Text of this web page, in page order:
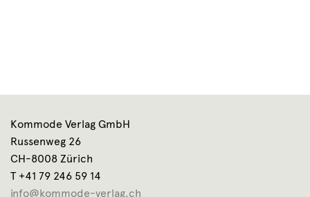
Kommode Verlag GmbH
Russenweg 26
CH-8008 Zürich
T +41 79 246 59 14
info@kommode-verlag.ch